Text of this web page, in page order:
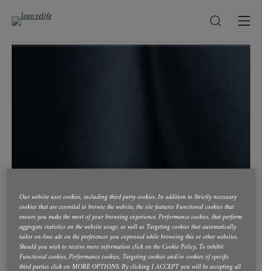
Our website uses cookies, including third party cookies. In addition to Strictly necessary
cookies that are essential to browse the website, the site features Functional cookies that
ensure you make the most of your browsing experience, Performance cookies, that perform
aggregate statistics on the website usage, as well as Targeting cookies that automatically
tailor on-line ads on the preferences you expressed while browsing this or other websites.
Should you wish to receive more information click on the Cookie Policy. To inhibit
Functional cookies, Performance cookies, Targeting cookies and/or cookies of specific
third parties click on MORE OPTIONS. By clicking I ACCEPT you will be accepting all